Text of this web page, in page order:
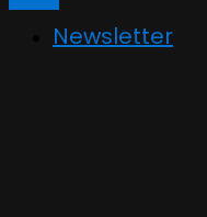
Newsletter